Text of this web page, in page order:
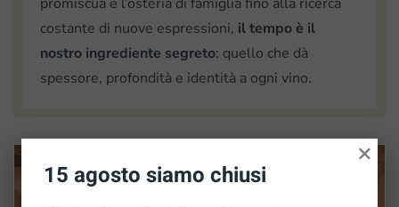
costante di nuove espressioni, il tempo è il
nostro ingrediente segreto: quello che dà
spessore, profondità e identità a ogni vino.
15 agosto siamo chiusi
×